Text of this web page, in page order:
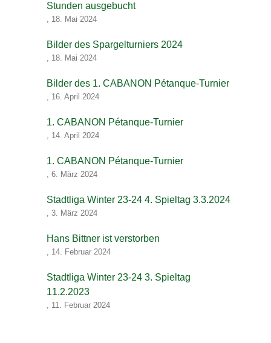
Stunden ausgebucht
, 18. Mai 2024
Bilder des Spargelturniers 2024
, 18. Mai 2024
Bilder des 1. CABANON Pétanque-Turnier
, 16. April 2024
1. CABANON Pétanque-Turnier
, 14. April 2024
1. CABANON Pétanque-Turnier
, 6. März 2024
Stadtliga Winter 23-24 4. Spieltag 3.3.2024
, 3. März 2024
Hans Bittner ist verstorben
, 14. Februar 2024
Stadtliga Winter 23-24 3. Spieltag
11.2.2023
, 11. Februar 2024